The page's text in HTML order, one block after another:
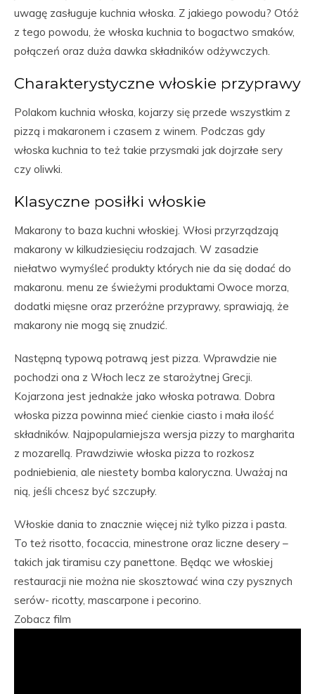
uwagę zasługuje kuchnia włoska. Z jakiego powodu? Otóż
z tego powodu, że włoska kuchnia to bogactwo smaków,
połączeń oraz duża dawka składników odżywczych.
Charakterystyczne włoskie przyprawy
Polakom kuchnia włoska, kojarzy się przede wszystkim z
pizzą i makaronem i czasem z winem. Podczas gdy
włoska kuchnia to też takie przysmaki jak dojrzałe sery
czy oliwki.
Klasyczne posiłki włoskie
Makarony to baza kuchni włoskiej. Włosi przyrządzają
makarony w kilkudziesięciu rodzajach. W zasadzie
niełatwo wymyśleć produkty których nie da się dodać do
makaronu. menu ze świeżymi produktami Owoce morza,
dodatki mięsne oraz przeróżne przyprawy, sprawiają, że
makarony nie mogą się znudzić.
Następną typową potrawą jest pizza. Wprawdzie nie
pochodzi ona z Włoch lecz ze starożytnej Grecji.
Kojarzona jest jednakże jako włoska potrawa. Dobra
włoska pizza powinna mieć cienkie ciasto i mała ilość
składników. Najpopularniejsza wersja pizzy to margharita
z mozarellą. Prawdziwie włoska pizza to rozkosz
podniebienia, ale niestety bomba kaloryczna. Uważaj na
nią, jeśli chcesz być szczupły.
Włoskie dania to znacznie więcej niż tylko pizza i pasta.
To też risotto, focaccia, minestrone oraz liczne desery –
takich jak tiramisu czy panettone. Będąc we włoskiej
restauracji nie można nie skosztować wina czy pysznych
serów- ricotty, mascarpone i pecorino.
Zobacz film